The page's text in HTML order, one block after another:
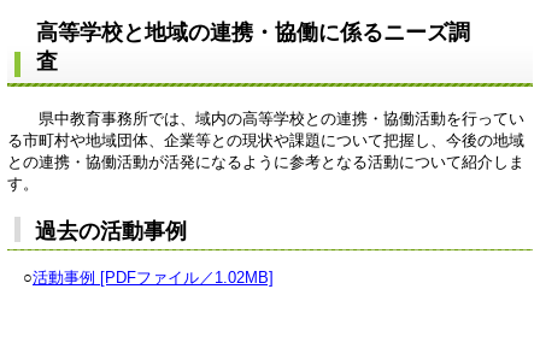
高等学校と地域の連携・協働に係るニーズ調
査
県中教育事務所では、域内の高等学校との連携・協働活動を行ってい
る市町村や地域団体、企業等との現状や課題について把握し、今後の地域
との連携・協働活動が活発になるように参考となる活動について紹介しま
す。
過去の活動事例
○活動事例 [PDFファイル／1.02MB]